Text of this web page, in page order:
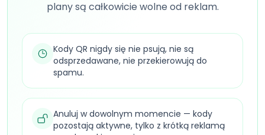
plany są całkowicie wolne od reklam.
Kody QR nigdy się nie psują, nie są
odsprzedawane, nie przekierowują do
spamu.
Anuluj w dowolnym momencie — kody
pozostają aktywne, tylko z krótką reklamą